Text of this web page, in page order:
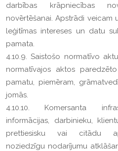
darbības krāpniecības
novērtēšanai. Apstrādi veicam
leģitīmas intereses un datu
pamata.
4.10.9. Saistošo normatīvo
normatīvajos aktos
pamatu, piemēram,
jomās.
4.10.10. Komersanta
informācijas, darbinieku,
prettiesisku vai citādu
noziedzīgu nodarījumu